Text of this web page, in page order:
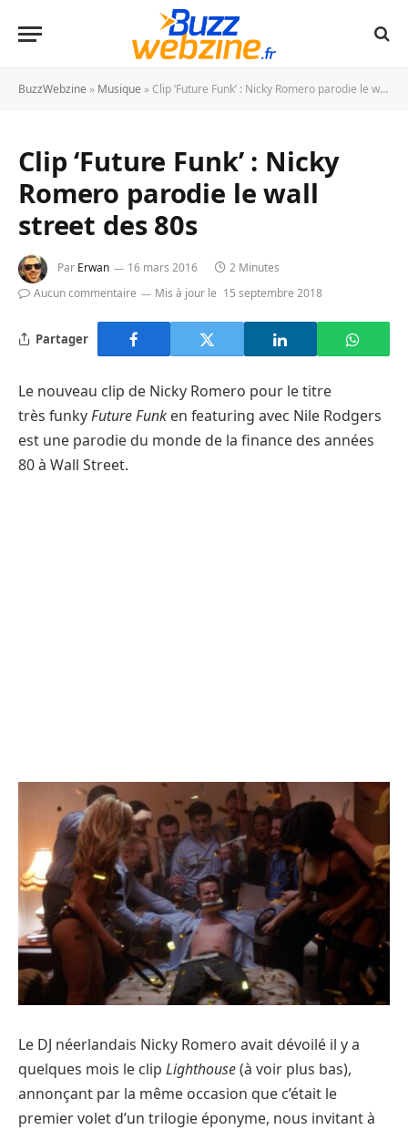
BuzzWebzine » Musique » Clip ‘Future Funk’ : Nicky Romero parodie le wall street des 80s
Clip ‘Future Funk’ : Nicky
Romero parodie le wall
street des 80s
Par Erwan 16 mars 2016
2 Minutes
Aucun commentaire
Mis à jour le 15 septembre 2018
Partager
Le nouveau clip de Nicky Romero pour le titre
très funkyFuture Funk en featuring avec Nile Rodgers
est une parodie du monde de la finance des années
80 à Wall Street.
Le DJ néerlandais Nicky Romero avait dévoilé il y a
quelques mois le clip Lighthouse(à voir plus bas),
annonçant par la même occasion que c’était le
premier volet d’un trilogie éponyme, nous invitant à